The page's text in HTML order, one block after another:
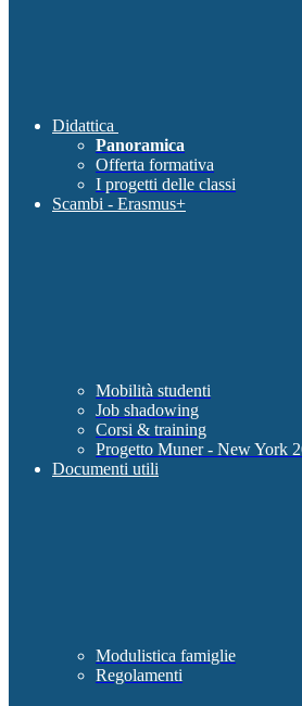
Didattica
Panoramica
Offerta formativa
I progetti delle classi
Scambi - Erasmus+
Mobilità studenti
Job shadowing
Corsi & training
Progetto Muner - New York
Documenti utili
Modulistica famiglie
Regolamenti